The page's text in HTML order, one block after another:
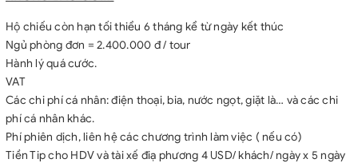
Hộ chiếu còn hạn tối thiểu 6 tháng kể từ ngày kết thúc
Ngủ phòng đơn = 2.400.000 đ / tour
Hành lý quá cước.
VAT
Các chi phí cá nhân: điện thoại, bia, nước ngọt, giặt là… và các chi
phí cá nhân khác.
Phí phiên dịch, liên hệ các chương trình làm việc ( nếu có)
Tiền Tip cho HDV và tài xế điạ phương 4 USD/ khách/ ngày x 5 ngày